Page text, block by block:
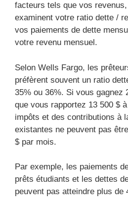
facteurs tels que vos
examinent votre ratio dette /
vos paiements de dette
votre revenu mensuel.
Selon Wells Fargo, les
préfèrent souvent un ratio
35% ou 36%. Si vous gagnez
que vous rapportez 13 500 $
impôts et des contributions à
existantes ne peuvent pas
$ par mois.
Par exemple, les paiements
prêts étudiants et les dettes
peuvent pas atteindre plus de